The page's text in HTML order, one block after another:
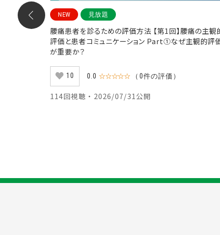
シーティ
NEW 見放題
腰痛患者を診るための評価方法 【第1回】腰痛の主観
評価と患者コミュニケーション Part①なぜ主観的評
が重要か？
10 0.0 ☆☆☆☆☆ （0件の評価）
114回視聴 ・ 2026/07/31公開